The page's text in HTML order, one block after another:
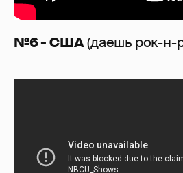
№6 - США(даешь рок-н-